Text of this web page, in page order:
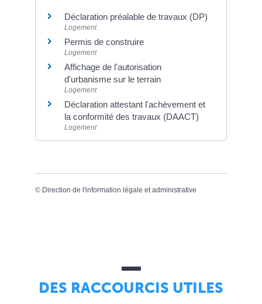
Déclaration préalable de travaux (DP)
Logement
Permis de construire
Logement
Affichage de l'autorisation
d'urbanisme sur le terrain
Logement
Déclaration attestant l'achèvement et
la conformité des travaux (DAACT)
Logement
© Direction de l'information légale et administrative
DES RACCOURCIS UTILES